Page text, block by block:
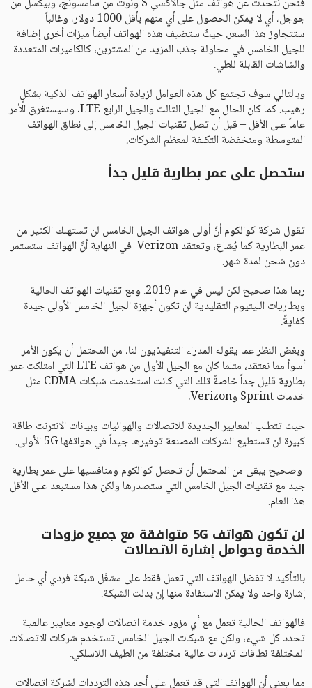
فنحن نتحدث عن هواتف مثل جالاكسي S ونوت من سامسونج، وبيكسل من
جوجل، أي لا يمكن الحصول على أي منهم بأقل 1000 دولار، وغالباً
ستتجاوز هذا السعر. حيثُ ستضيف هذه الهواتف أيضاً ميزات أخرى إضافة
للجيل الخامس في محاولة جذب المزيد من المشترين، كالكاميرات المتعددة
والشاشات القابلة للطي.
وبالتالي سوف تجتمع كل هذه العوامل لزيادة أسعار الهواتف الذكية بشكلٍ
رهيب. كما كان الحال مع الجيل الثالث والجيل الرابع LTE. وسيستغرق الأمر
عاماً على الأقل – قبل أن تصل تقنيات الجيل الخامس إلى نطاق الهواتف
المتوسطة ومنخفضة التكلفة لمعظم الشركات.
ستحصل على عمر بطارية قليل جداً
تقول شركة كوالكوم أنَّ أولى هواتف الجيل الخامس لن تستهلك الكثير من
عمر البطارية كما يُشاع، وتعتقد Verizon في النهاية أنَّ الهواتف ستستمر
دون شحن لمدة شهر.
ربما هذا صحيح لكن ليس في عام 2019. ومع تقنيات الهواتف الحالية
وبطاريات الليثيوم التقليدية لن تكون أجهزة الجيل الخامس الأولى جيدة
كفايةً.
وبغض النظر عما يقوله المدراء التنفيذيون لنا، من المحتمل أن يكون الأمر
أسوأ مما نعتقد، مثلما كان مع الجيل الأول من هواتف LTE التي امتلكت عمر
بطارية قليل جداً خاصةً تلك التي كانت استخدمت شبكات CDMA مثل
خدمات Sprint وVerizon.
حيث تتطلب المعايير الجديدة للاتصالات والهوائيات وبيانات الانترنت طاقة
كبيرة لن تستطيع الشركات المصنعة توفيرها جيداً في هواتفها 5G الأولى.
وصحيح يبقى من المحتمل أن تحصل كوالكوم ومنافسيها على عمر بطارية
جيد مع تقنيات الجيل الخامس التي ستصدرها ولكن هذا مستبعد على الأقل
هذا العام.
لن تكون هواتف 5G متوافقة مع جميع مزودات
الخدمة وحوامل إشارة الاتصالات
بالتأكيد لا تفضل الهواتف التي تعمل فقط على مشغّل شبكة فردي أي حامل
إشارة واحد ولا يمكن الاستفادة منها إن بدلت الشبكة.
فالهواتف الحالية تعمل مع أي مزود خدمة اتصالات لوجود معايير عالمية
تحدد كل شيء، ولكن مع شبكات الجيل الخامس تستخدم شركات الاتصالات
المختلفة نطاقات ترددات عالية مختلفة من الطيف اللاسلكي.
مما يعني أن الهواتف التي قد تعمل على أحد هذه الترددات لشركة اتصالات